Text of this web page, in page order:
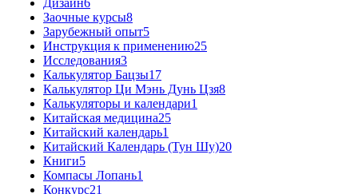
Заочные курсы8
Зарубежный опыт5
Инструкция к применению25
Исследования3
Калькулятор Бацзы17
Калькулятор Ци Мэнь Дунь Цзя8
Калькуляторы и календари1
Китайская медицина25
Китайский календарь1
Китайский Календарь (Тун Шу)20
Книги5
Компасы Лопань1
Конкурс21